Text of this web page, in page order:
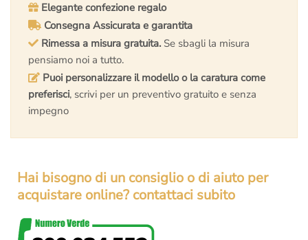
Elegante confezione regalo
Consegna Assicurata e garantita
Rimessa a misura gratuita. Se sbagli la misura
pensiamo noi a tutto.
Puoi personalizzare il modello o la caratura come
preferisci, scrivi per un preventivo gratuito e senza
impegno
Hai bisogno di un consiglio o di aiuto per
acquistare online? contattaci subito